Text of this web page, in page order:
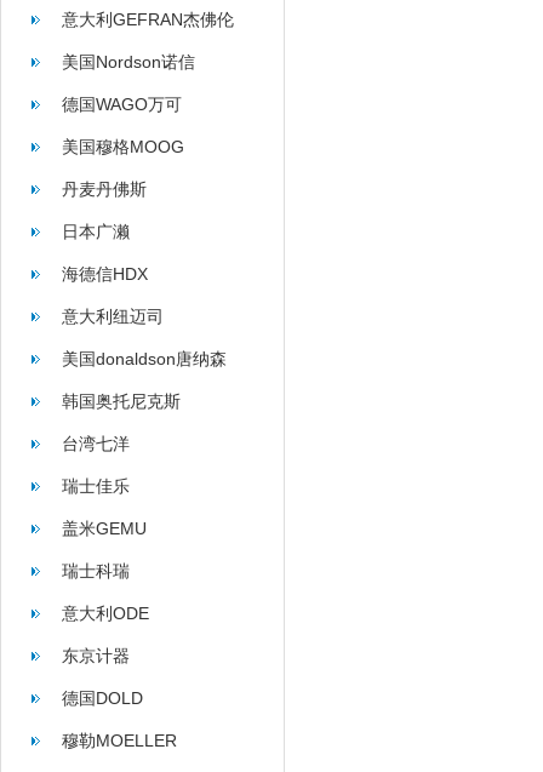
意大利GEFRAN杰佛伦
美国Nordson诺信
德国WAGO万可
美国穆格MOOG
丹麦丹佛斯
日本广濑
海德信HDX
意大利纽迈司
美国donaldson唐纳森
韩国奥托尼克斯
台湾七洋
瑞士佳乐
盖米GEMU
瑞士科瑞
意大利ODE
东京计器
德国DOLD
穆勒MOELLER